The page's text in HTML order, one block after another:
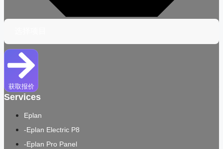
获取报价
Services
Eplan
-Eplan Electric P8
-Eplan Pro Panel